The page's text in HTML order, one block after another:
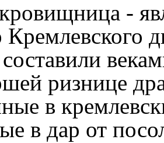
-
ризнице
в
в дар от